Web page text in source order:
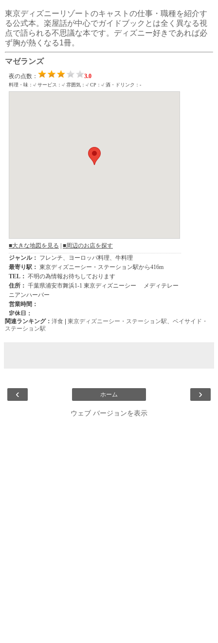
東京ディズニーリゾートのキャストの仕事・職種を紹介す
る公式本。楽屋話が中心でガイドブックとは全く異なる視
点で語られる不思議な本です。ディズニー好きであれば必
ず胸が熱くなる1冊。
マゼランズ
関連ランキング： 洋食 | 東京ディズニーシー・ステーション駅、 ベイサイド・
ステーション駅
‹ ›
ホーム
ウェブ バージョンを表示